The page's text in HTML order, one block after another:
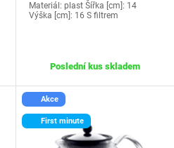
Materiál: plast Šířka [cm]: 14
Výška [cm]: 16 S filtrem
Poslední kus skladem
Akce
First minute